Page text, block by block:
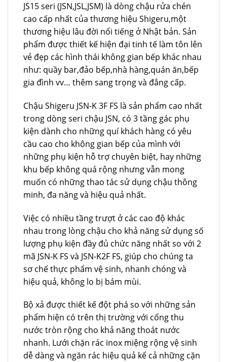
JS15 seri (JSN,JSL,JSM) là dòng chậu rửa chén
cao cấp nhất của thương hiệu Shigeru,một
thương hiệu lâu đời nổi tiếng ở Nhật bản. Sản
phẩm được thiết kế hiện đại tinh tế làm tôn lên
vẻ đẹp các hình thái không gian bếp khác nhau
như: quầy bar,đảo bếp,nhà hàng,quán ăn,bếp
gia đình vv… thêm sang trọng và đẳng cấp.
Chậu Shigeru JSN-K 3F FS là sản phẩm cao nhất
trong dòng seri chậu JSN, có 3 tầng gác phụ
kiện dành cho những quí khách hàng có yêu
cầu cao cho không gian bếp của mình với
những phụ kiện hỗ trợ chuyên biệt, hay những
khu bếp không quá rộng nhưng vẫn mong
muốn có những thao tác sử dụng chậu thông
minh, đa năng và hiệu quả nhất.
Việc có nhiều tầng trượt ở các cao độ khác
nhau trong lòng chậu cho khả năng sử dụng số
lượng phụ kiện đầy đủ chức năng nhất so với 2
mã JSN-K FS và JSN-K2F FS, giúp cho chúng ta
sơ chế thực phẩm vệ sinh, nhanh chóng và
hiệu quả, không lo bị bám mùi.
Bộ xả được thiết kế đột phá so với những sản
phẩm hiện có trên thị trường với cổng thu
nước tròn rộng cho khả năng thoát nước
nhanh. Lưới chặn rác inox miệng rộng vệ sinh
dễ dàng và ngăn rác hiệu quả kể cả những cặn